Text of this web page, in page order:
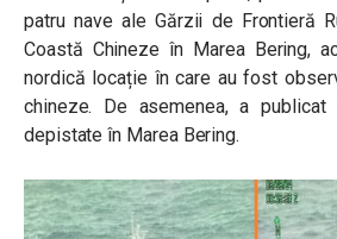
patru nave ale Gărzii de Frontieră
Coastă Chineze în Marea Bering,
nordică locație în care au fost
chineze. De asemenea, a
depistate în Marea Bering.